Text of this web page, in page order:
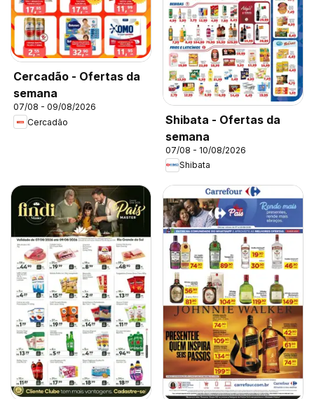
Cercadão - Ofertas da
semana
07/08 - 09/08/2026
Cercadão
Shibata - Ofertas da
semana
07/08 - 10/08/2026
Shibata